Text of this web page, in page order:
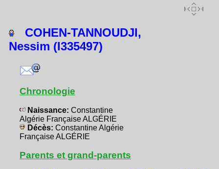
COHEN-TANNOUDJI,
Nessim (I335497)
Chronologie
Naissance: Constantine
Algérie Française ALGÉRIE
Décès: Constantine Algérie
Française ALGÉRIE
Parents et grand-parents